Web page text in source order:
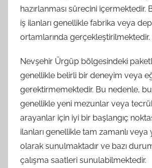
hazırlanması sürecini içermektedir.
iş ilanları genellikle fabrika veya
ortamlarında gerçekleştirilmektedir.
Nevşehir Ürgüp bölgesindeki
genellikle belirli bir deneyim veya
gerektirmemektedir. Bu nedenle,
genellikle yeni mezunlar veya
arayanlar için iyi bir başlangıç
ilanları genellikle tam zamanlı veya
olarak sunulmaktadır ve bazı
çalışma saatleri sunulabilmektedir.